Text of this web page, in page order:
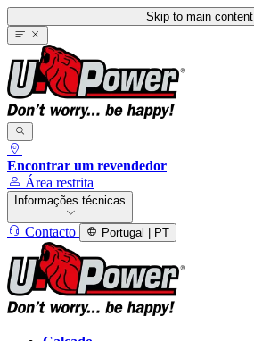
Skip to main content
Encontrar um revendedor
Área restrita
Informações técnicas
Contacto Portugal | PT